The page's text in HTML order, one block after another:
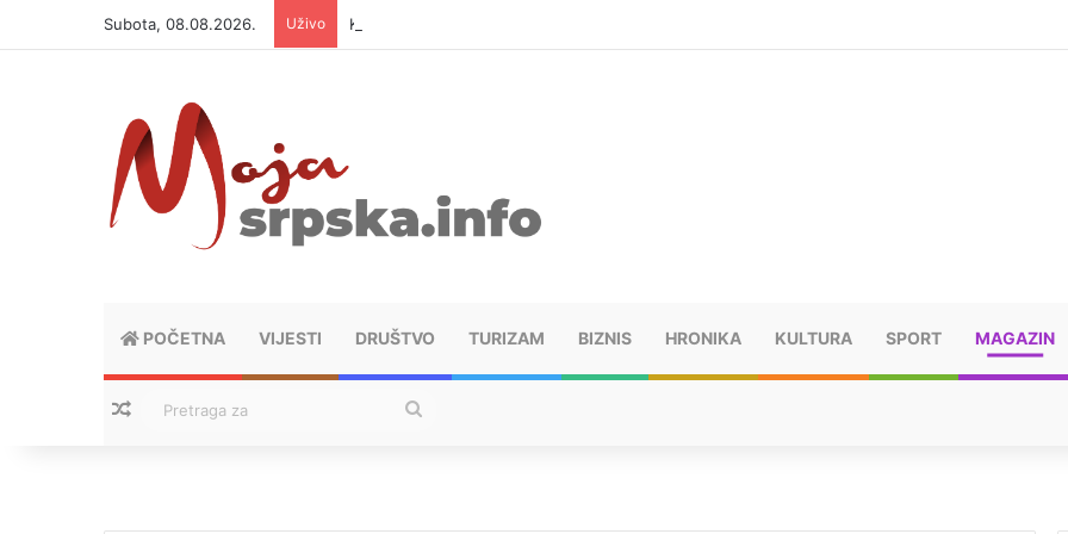
Subota, 08.08.2026. Uživo Krenuo preko granice sa 20 kilograma marihuane sakrivene u automobilu
POČETNA VIJESTI DRUŠTVO TURIZAM BIZNIS HRONIKA KULTURA SPORT MAGAZIN
Nasumični tekstovi